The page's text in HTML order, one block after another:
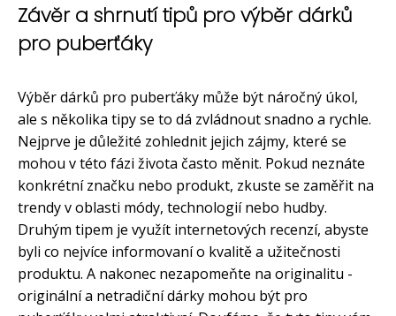
Závěr a shrnutí tipů pro výběr dárků
pro puberťáky
Výběr dárků pro puberťáky může být náročný úkol,
ale s několika tipy se to dá zvládnout snadno a rychle.
Nejprve je důležité zohlednit jejich zájmy, které se
mohou v této fázi života často měnit. Pokud neznáte
konkrétní značku nebo produkt, zkuste se zaměřit na
trendy v oblasti módy, technologií nebo hudby.
Druhým tipem je využít internetových recenzí, abyste
byli co nejvíce informovaní o kvalitě a užitečnosti
produktu. A nakonec nezapomeňte na originalitu -
originální a netradiční dárky mohou být pro